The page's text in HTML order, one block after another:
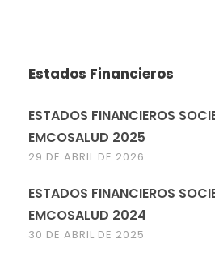
Estados Financieros
ESTADOS FINANCIEROS
EMCOSALUD 2025
29 DE ABRIL DE 2026
ESTADOS FINANCIEROS
EMCOSALUD 2024
30 DE ABRIL DE 2025